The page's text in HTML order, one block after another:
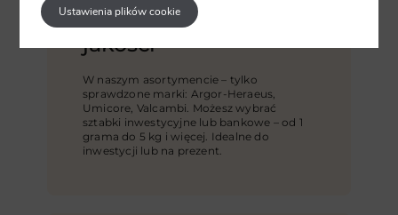
Sztabki najwyższej
jakości
W naszym asortymencie – tylko
sprawdzone marki: Argor-Heraeus,
Umicore, Valcambi. Możesz wybrać
sztabki inwestycyjne lub bankowe – od 1
grama do 5 kg i więcej. Idealne do
inwestycji lub na prezent.
Ustawienia plików cookie